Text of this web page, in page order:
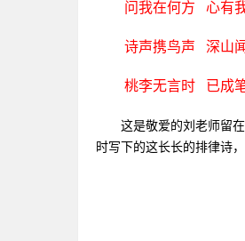
问我在何方 心有
诗声携鸟声 深山
桃李无言时 已成
这是敬爱的刘老师留在
时写下的这长长的排律诗